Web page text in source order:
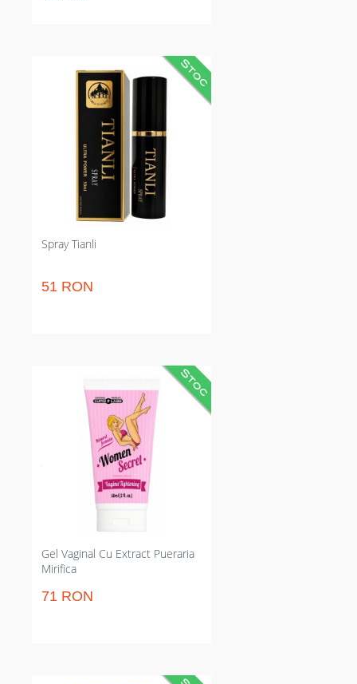
Spray Tianli
51 RON
Spray pentru amânarea emisiei
spermei și erecții mai ferme.
Atenuează impulsul ejaculării în
10–15 minute și crește fermitatea.
Aplicare punctuală cândva de
contact; utilizează prezervativ
pentru a evita transferul către
partenera.
Gel Vaginal Cu Extract Pueraria
Mirifica
71 RON
Gel pentru strângerea vaginului
care intensifică senzația de
fermitate și plăcere. Reface
tonusul vaginal și crește
receptivitatea genitală. Folosire
zilnică și aplicare cu 30 minute
înainte de atingere sexual pentru
rezultate consecvente pe termen
scurt și mediu.